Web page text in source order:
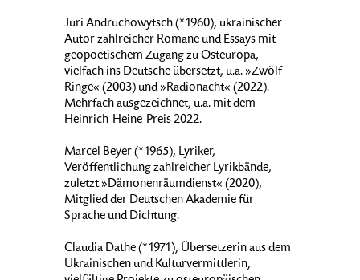
Juri Andruchowytsch (*1960), ukrainischer
Autor zahlreicher Romane und Essays mit
geopoetischem Zugang zu Osteuropa,
vielfach ins Deutsche übersetzt, u.a. »Zwölf
Ringe« (2003) und »Radionacht« (2022).
Mehrfach ausgezeichnet, u.a. mit dem
Heinrich-Heine-Preis 2022.
Marcel Beyer (*1965), Lyriker,
Veröffentlichung zahlreicher Lyrikbände,
zuletzt »Dämonenräumdienst« (2020),
Mitglied der Deutschen Akademie für
Sprache und Dichtung.
Claudia Dathe (*1971), Übersetzerin aus dem
Ukrainischen und Kulturvermittlerin,